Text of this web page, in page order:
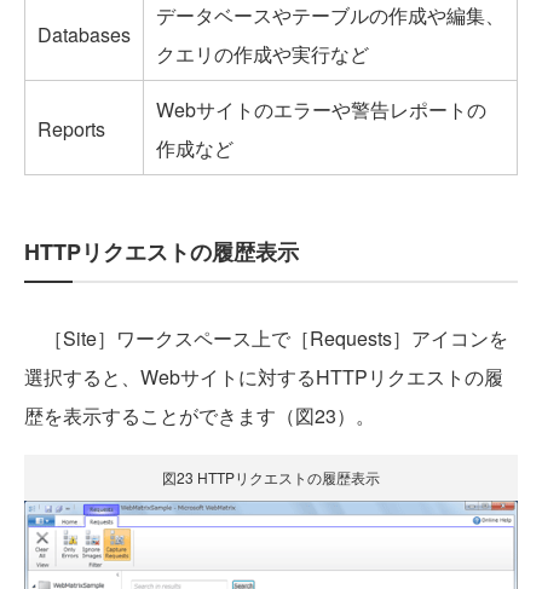
Databases
データベースやテーブルの作成や編集、
クエリの作成や実行など
Reports
Webサイトのエラーや警告レポートの
作成など
HTTPリクエストの履歴表示
［Site］ワークスペース上で［Requests］アイコンを
選択すると、Webサイトに対するHTTPリクエストの履
歴を表示することができます（図23）。
図23 HTTPリクエストの履歴表示